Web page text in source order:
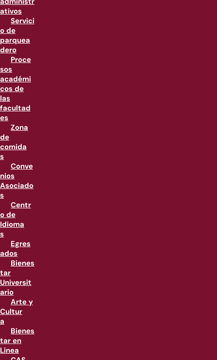
ativos
Servici
o de
parquea
dero
Proce
sos
académi
cos de
las
facultad
es
Zona
de
comida
s
Conve
nios
Asociado
s
Centr
o de
Idioma
s
Egres
ados
Bienes
tar
Universit
ario
Arte y
Cultur
a
Bienes
tar en
Linea